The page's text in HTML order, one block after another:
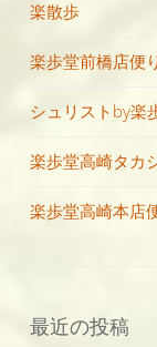
楽散歩
楽歩堂前橋店便
シュリストby楽
楽歩堂高崎タカ
楽歩堂高崎本店
最近の投稿